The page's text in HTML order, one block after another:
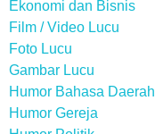
Ekonomi dan Bisnis
Film / Video Lucu
Foto Lucu
Gambar Lucu
Humor Bahasa Daerah
Humor Gereja